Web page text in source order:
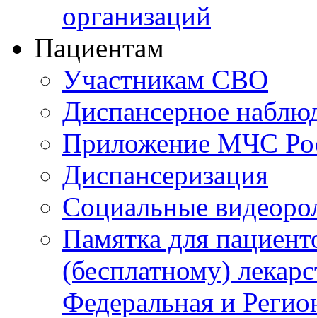
организаций
Пациентам
Участникам СВО
Диспансерное
Приложение МЧС
Диспансеризация
Социальные
Памятка для
(бесплатному)
Федеральная и